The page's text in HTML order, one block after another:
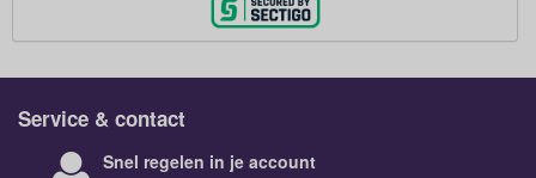
Service & contact
Snel regelen in je account